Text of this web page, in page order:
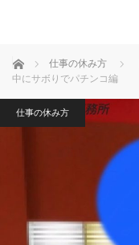
ホーム 仕事の休み方
中にサボりでパチンコ編
仕事の休み方